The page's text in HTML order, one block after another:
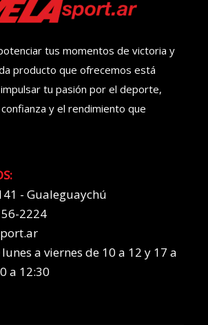
tus momentos de victoria y
producto que ofrecemos está
tu pasión por el deporte,
y el rendimiento que
- Gualeguaychú
2224
a viernes de 10 a 12 y 17 a
a 12:30